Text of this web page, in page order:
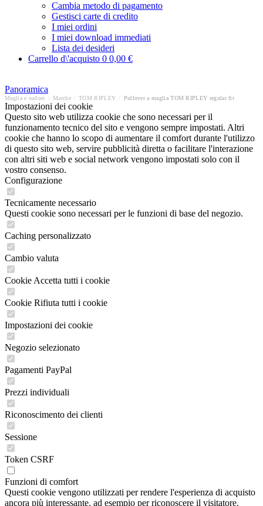
Cambia metodo di pagamento
Gestisci carte di credito
I miei ordini
I miei download immediati
Lista dei desideri
Carrello d\'acquisto 0 0,00 €
Panoramica
Maglia e sudore Marche TOM RIPLEY Pullover a maglia TOM RIPLEY regular fit
Impostazioni dei cookie
Questo sito web utilizza cookie che sono necessari per il
funzionamento tecnico del sito e vengono sempre impostati. Altri
cookie che hanno lo scopo di aumentare il comfort durante l'utilizzo
di questo sito web, servire pubblicità diretta o facilitare l'interazione
con altri siti web e social network vengono impostati solo con il
vostro consenso.
Configurazione
Tecnicamente necessario
Questi cookie sono necessari per le funzioni di base del negozio.
Caching personalizzato
Cambio valuta
Cookie Accetta tutti i cookie
Cookie Rifiuta tutti i cookie
Impostazioni dei cookie
Negozio selezionato
Pagamenti PayPal
Prezzi individuali
Riconoscimento dei clienti
Sessione
Token CSRF
Funzioni di comfort
Questi cookie vengono utilizzati per rendere l'esperienza di acquisto
ancora più interessante, ad esempio per riconoscere il visitatore.